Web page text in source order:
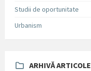
Studii de oportunitate
Urbanism
ARHIVĂ ARTICOLE